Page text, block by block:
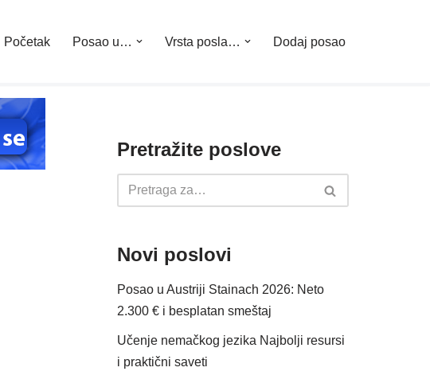
Početak Posao u… Vrsta posla… Dodaj posao
Pretražite poslove
Novi poslovi
Posao u Austriji Stainach 2026: Neto
2.300 € i besplatan smeštaj
Učenje nemačkog jezika Najbolji resursi
i praktični saveti